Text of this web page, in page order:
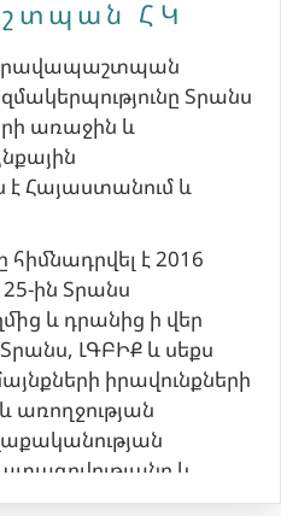
ՀԿ
իրավապաշտպան
Տրանս
առաջին և
է Հայաստանում և
է 2016
ին Տրանս
և դրանից ի վեր
Տրանս, ԼԳԲԻՔ և սեքս
իրավունքների
առողջության
և
ու